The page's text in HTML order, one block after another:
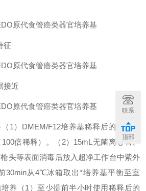
征
接近
（ 1）DMEM/F12培养基稀释后的基质胶
倍稀释）。
（ 2）15mL无菌离心管、
头等表面消毒后放入超净工作台中紫外
30min从4℃冰箱取出*培养基平衡至室
养 （1）至少提前半小时使用稀释后的
联系
顶部